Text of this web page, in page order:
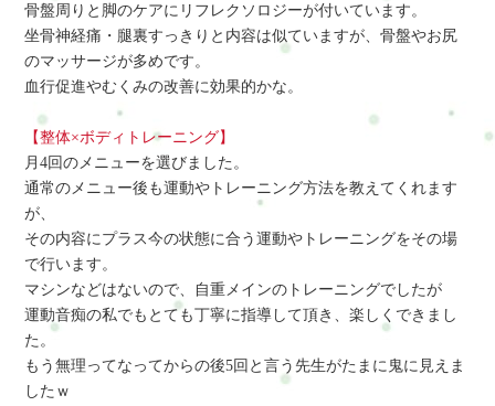
骨盤周りと脚のケアにリフレクソロジーが付いています。
坐骨神経痛・腿裏すっきりと内容は似ていますが、骨盤やお尻
のマッサージが多めです。
血行促進やむくみの改善に効果的かな。
【整体×ボディトレーニング】
月4回のメニューを選びました。
通常のメニュー後も運動やトレーニング方法を教えてくれます
が、
その内容にプラス今の状態に合う運動やトレーニングをその場
で行います。
マシンなどはないので、自重メインのトレーニングでしたが
運動音痴の私でもとても丁寧に指導して頂き、楽しくできまし
た。
もう無理ってなってからの後5回と言う先生がたまに鬼に見えま
したｗ